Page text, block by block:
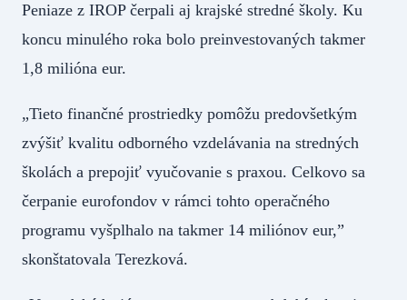
Peniaze z IROP čerpali aj krajské stredné školy. Ku
koncu minulého roka bolo preinvestovaných takmer
1,8 milióna eur.
„Tieto finančné prostriedky pomôžu predovšetkým
zvýšiť kvalitu odborného vzdelávania na stredných
školách a prepojiť vyučovanie s praxou. Celkovo sa
čerpanie eurofondov v rámci tohto operačného
programu vyšplhalo na takmer 14 miliónov eur,”
skonštatovala Terezková.